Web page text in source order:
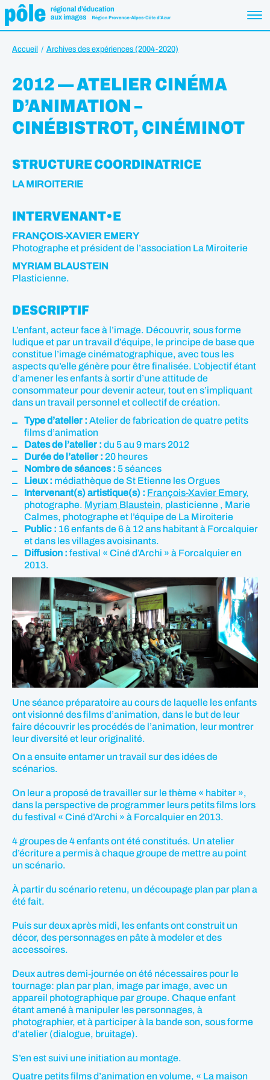
Accueil Archives des expériences (2004-2020)
2012 — ATELIER CINÉMA
D’ANIMATION –
CINÉBISTROT, CINÉMINOT
STRUCTURE COORDINATRICE
LA MIROITERIE
INTERVENANT•E
FRANÇOIS-XAVIER EMERY
Photographe et président de l’association La Miroiterie
MYRIAM BLAUSTEIN
Plasticienne.
DESCRIPTIF
L’enfant, acteur face à l’image. Découvrir, sous forme
ludique et par un travail d’équipe, le principe de base que
constitue l’image cinématographique, avec tous les
aspects qu’elle génère pour être finalisée. L’objectif étant
d’amener les enfants à sortir d’une attitude de
consommateur pour devenir acteur, tout en s’impliquant
dans un travail personnel et collectif de création.
Type d’atelier : Atelier de fabrication de quatre petits
films d’animation
Dates de l’atelier : du 5 au 9 mars 2012
Durée de l’atelier : 20 heures
Nombre de séances : 5 séances
Lieux : médiathèque de St Etienne les Orgues
Intervenant(s) artistique(s) : François-Xavier Emery,
photographe. Myriam Blaustein, plasticienne , Marie
Calmes, photographe et l’équipe de La Miroiterie
Public : 16 enfants de 6 à 12 ans habitant à Forcalquier
et dans les villages avoisinants.
Diffusion : festival « Ciné d’Archi » à Forcalquier en
2013.
Une séance préparatoire au cours de laquelle les enfants
ont visionné des films d’animation, dans le but de leur
faire découvrir les procédés de l’animation, leur montrer
leur diversité et leur originalité.
On a ensuite entamer un travail sur des idées de
scénarios.
On leur a proposé de travailler sur le thème « habiter »,
dans la perspective de programmer leurs petits films lors
du festival « Ciné d’Archi » à Forcalquier en 2013.
4 groupes de 4 enfants ont été constitués. Un atelier
d’écriture a permis à chaque groupe de mettre au point
un scénario.
À partir du scénario retenu, un découpage plan par plan a
été fait.
Puis sur deux après midi, les enfants ont construit un
décor, des personnages en pâte à modeler et des
accessoires.
Deux autres demi-journée on été nécessaires pour le
tournage: plan par plan, image par image, avec un
appareil photographique par groupe. Chaque enfant
étant amené à manipuler les personnages, à
photographier, et à participer à la bande son, sous forme
d’atelier (dialogue, bruitage).
S’en est suivi une initiation au montage.
Quatre petits films d’animation en volume, « La maison